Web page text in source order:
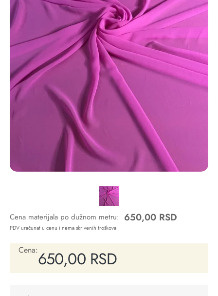
Cena materijala po dužnom metru: 650,00 RSD
PDV uračunat u cenu i nema skrivenih troškova
Cena:650,00 RSD